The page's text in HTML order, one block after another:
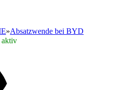
»Absatzwende bei BYD
aktiv